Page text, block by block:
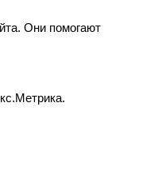
Они помогают